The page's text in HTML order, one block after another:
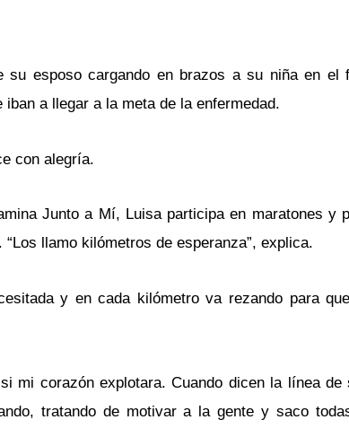
esposo cargando en brazos a su niña en el
a llegar a la meta de la enfermedad.
con alegría.
Junto a Mí, Luisa participa en maratones y
llamo kilómetros de esperanza”, explica.
y en cada kilómetro va rezando para
mi corazón explotara. Cuando dicen la línea
tratando de motivar a la gente y saco